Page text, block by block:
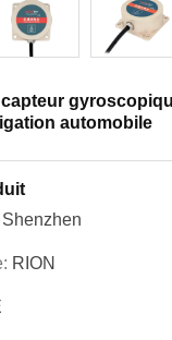
capteur
automobile
Shenzhen
RION